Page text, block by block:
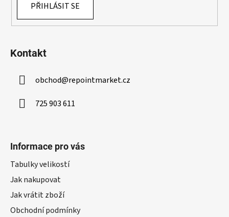
PŘIHLÁSIT SE
Kontakt
obchod@repointmarket.cz
725 903 611
Informace pro vás
Tabulky velikostí
Jak nakupovat
Jak vrátit zboží
Obchodní podmínky